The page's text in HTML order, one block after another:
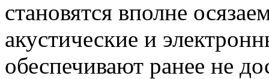
становятся вполне
акустические и
обеспечивают ранее не